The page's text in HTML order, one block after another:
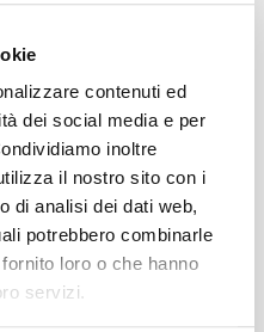
contenuti ed
dei social media e per
inoltre
il nostro sito con i
di analisi dei dati web,
potrebbero combinarle
loro o che hanno
servizi.
dovrà sospendere
il servizio per
lo svolgimento di alcuni
di manutenzione
prescritti dall’Ente di
del Ministero dei Trasporti
I lavori ed il collaudo
si completeranno entro 15
il sistema frenante